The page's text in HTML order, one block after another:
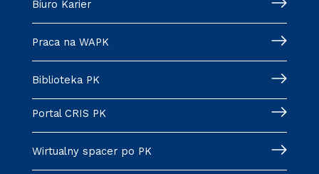
Biuro Karier
Praca na WAPK
Biblioteka PK
Portal CRIS PK
Wirtualny spacer po PK